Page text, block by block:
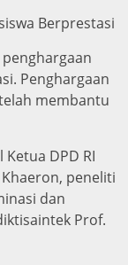
Berprestasi
Penghargaan
membantu
DPD RI
peneliti
dan
Prof.